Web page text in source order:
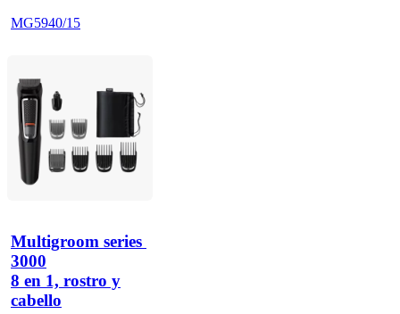
MG5940/15
Multigroom series
3000
8 en 1, rostro y
cabello